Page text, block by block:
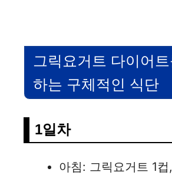
그릭요거트 다이어
하는 구체적인 식단
1일차
아침: 그릭요거트 1